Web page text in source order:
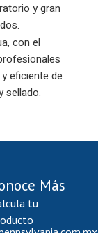
y gran
con el
eficiente de
sellado.
Más
tu